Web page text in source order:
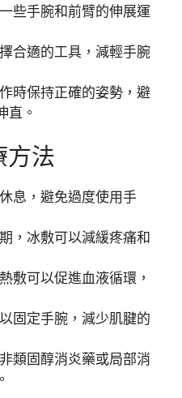
些手腕和前臂的伸展運
合適的工具，減輕手腕
時保持正確的姿勢，避
直。
方法
息，避免過度使用手
，冰敷可以減緩疼痛和
敷可以促進血液循環，
固定手腕，減少肌腱的
類固醇消炎藥或局部消